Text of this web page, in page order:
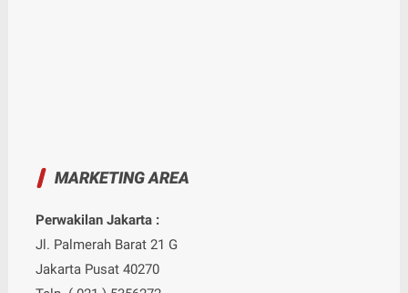
MARKETING AREA
Perwakilan Jakarta :
Jl. Palmerah Barat 21 G
Jakarta Pusat 40270